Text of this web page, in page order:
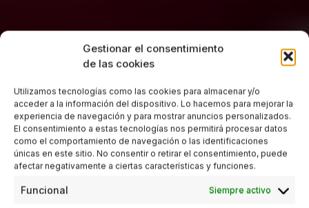
Gestionar el consentimiento
de las cookies
Utilizamos tecnologías como las cookies para almacenar y/o
acceder a la información del dispositivo. Lo hacemos para mejorar la
experiencia de navegación y para mostrar anuncios personalizados.
El consentimiento a estas tecnologías nos permitirá procesar datos
como el comportamiento de navegación o las identificaciones
únicas en este sitio. No consentir o retirar el consentimiento, puede
afectar negativamente a ciertas características y funciones.
Funcional Siempre activo